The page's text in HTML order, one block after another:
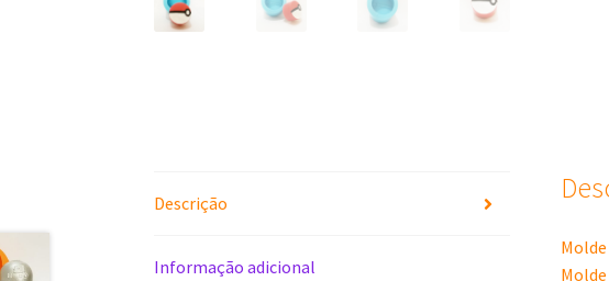
Descrição
Informação adicional